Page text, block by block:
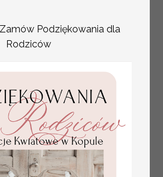
Podziękowania dla
Rodziców